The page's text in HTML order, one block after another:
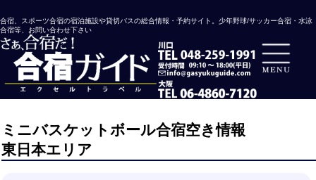
合宿、スポーツ合宿の宿泊施設や貸切バスの総合情報・予約サイト。少年野球/サッカー合宿・水泳
合宿等、お問い合わせ下さい
ミニバスケットボール合宿空き情報
東日本エリア